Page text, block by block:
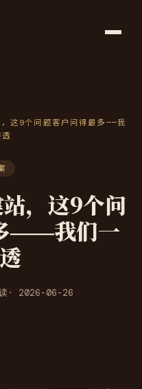
这9个问题客户问得最多——我
，这9个问
——我们一
· 2026-06-26